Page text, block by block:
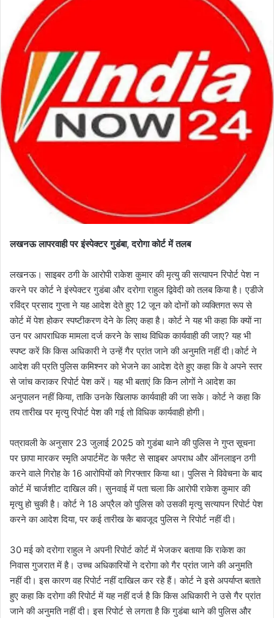
लखनऊ लापरवाही पर इंस्पेक्टर गुडंबा, दरोगा कोर्ट में तलब
लखनऊ। साइबर ठगी के आरोपी राकेश कुमार की मृत्यु की सत्यापन रिपोर्ट पेश न
करने पर कोर्ट ने इंस्पेक्टर गुडंबा और दरोगा राहुल द्विवेदी को तलब किया है। एडीजे
रविंद्र प्रसाद गुप्ता ने यह आदेश देते हुए 12 जून को दोनों को व्यक्तिगत रूप से
कोर्ट में पेश होकर स्पष्टीकरण देने के लिए कहा है। कोर्ट ने यह भी कहा कि क्यों ना
उन पर आपराधिक मामला दर्ज करने के साथ विधिक कार्यवाही की जाए? यह भी
स्पष्ट करें कि किस अधिकारी ने उन्हें गैर प्रांत जाने की अनुमति नहीं दी।कोर्ट ने
आदेश की प्रति पुलिस कमिश्नर को भेजने का आदेश देते हुए कहा कि वे अपने स्तर
से जांच कराकर रिपोर्ट पेश करें। यह भी बताएं कि किन लोगों ने आदेश का
अनुपालन नहीं किया, ताकि उनके खिलाफ कार्यवाही की जा सके। कोर्ट ने कहा कि
तय तारीख पर मृत्यु रिपोर्ट पेश की गई तो विधिक कार्यवाही होगी।
पत्रावली के अनुसार 23 जुलाई 2025 को गुडंबा थाने की पुलिस ने गुप्त सूचना
पर छापा मारकर स्मृति अपार्टमेंट के फ्लैट से साइबर अपराध और ऑनलाइन ठगी
करने वाले गिरोह के 16 आरोपियों को गिरफ्तार किया था। पुलिस ने विवेचना के बाद
कोर्ट में चार्जशीट दाखिल की। सुनवाई में पता चला कि आरोपी राकेश कुमार की
मृत्यु हो चुकी है। कोर्ट ने 18 अप्रैल को पुलिस को उसकी मृत्यु सत्यापन रिपोर्ट पेश
करने का आदेश दिया, पर कई तारीख के बावजूद पुलिस ने रिपोर्ट नहीं दी।
30 मई को दरोगा राहुल ने अपनी रिपोर्ट कोर्ट में भेजकर बताया कि राकेश का
निवास गुजरात में है। उच्च अधिकारियों ने दरोगा को गैर प्रांत जाने की अनुमति
नहीं दी। इस कारण वह रिपोर्ट नहीं दाखिल कर रहे हैं। कोर्ट ने इसे अपर्याप्त बताते
हुए कहा कि दरोगा की रिपोर्ट में यह नहीं दर्ज है कि किस अधिकारी ने उसे गैर प्रांत
जाने की अनुमति नहीं दी। इस रिपोर्ट से लगता है कि गुडंबा थाने की पुलिस और